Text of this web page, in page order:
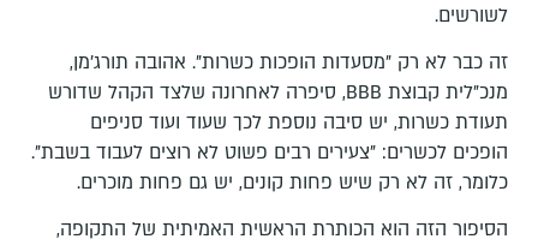
לשורשים.
זה כבר לא רק "מסעדות הופכות כשרות". אהובה תורג'מן,
מנכ"לית קבוצת BBB, סיפרה לאחרונה שלצד הקהל שדורש
תעודת כשרות, יש סיבה נוספת לכך שעוד ועוד סניפים
הופכים לכשרים: "צעירים רבים פשוט לא רוצים לעבוד בשבת".
כלומר, זה לא רק שיש פחות קונים, יש גם פחות מוכרים.
הסיפור הזה הוא הכותרת הראשית האמיתית של התקופה,